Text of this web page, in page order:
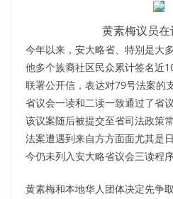
黄素梅议员
今年以来，安大略省、特别是大
他多个族裔社区民众累计签名近
联署公开信，表达对79号法案的
省议会一读和二读一致通过了省
该议案随后被提交至省司法政策
法案遭遇到来自方方面面尤其是
今仍未列入安大略省议会三读程序
黄素梅和本地华人团体决定先争